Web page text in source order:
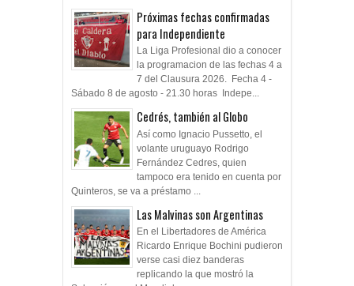
Próximas fechas confirmadas
para Independiente
La Liga Profesional dio a conocer
la programacion de las fechas 4 a
7 del Clausura 2026. Fecha 4 -
Sábado 8 de agosto - 21.30 horas Indepe...
Cedrés, también al Globo
Así como Ignacio Pussetto, el
volante uruguayo Rodrigo
Fernández Cedres, quien
tampoco era tenido en cuenta por
Quinteros, se va a préstamo ...
Las Malvinas son Argentinas
En el Libertadores de América
Ricardo Enrique Bochini pudieron
verse casi diez banderas
replicando la que mostró la